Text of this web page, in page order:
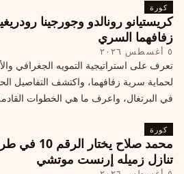
كورة
زفافهما السري
٥ أغسطس ٢٠٢٦
تعرف على استراتيجية التمويه الجغرافي
لحماية سرية زفافهما، واكتشف التفاصيل
في البرتغال، واعرف ما هي الخطوات
كورة
محمد صلاح
تنازل زميله إرنست موتشي